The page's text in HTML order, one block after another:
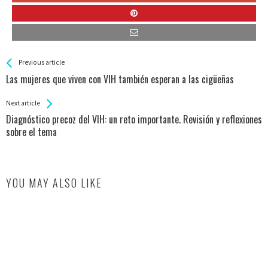
See more
Previous article
Las mujeres que viven con VIH también esperan a las cigüeñas
Back
All
Entries
Next article
Diagnóstico precoz del VIH: un reto importante. Revisión y reflexiones
sobre el tema
YOU MAY ALSO LIKE